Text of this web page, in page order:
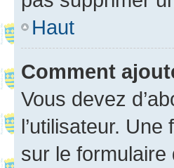
Haut
Comment
Vous devez
l’utilisateur.
sur le